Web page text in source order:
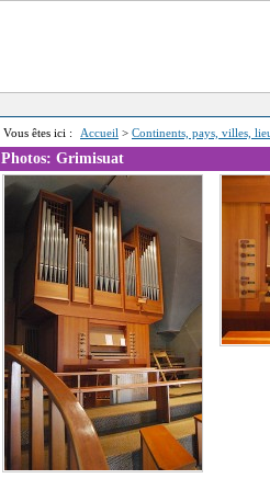
Vous êtes ici : Accueil > Continents, pays, villes,
Photos: Grimisuat